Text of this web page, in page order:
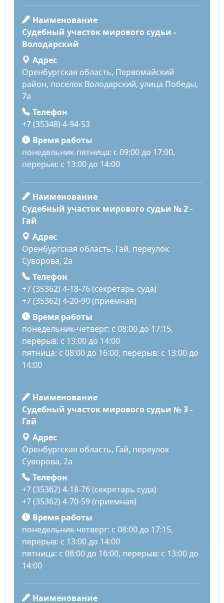
Наименование
Судебный участок мирового судьи -
Володарский
Адрес
Оренбургская область, Первомайский
район, поселок Володарский, улица Победы,
7а
Телефон
+7 (35348) 4-94-53
Время работы
понедельник-пятница: с 09:00 до 17:00,
перерыв: с 13:00 до 14:00
Наименование
Судебный участок мирового судьи № 2 -
Гай
Адрес
Оренбургская область, Гай, переулок
Суворова, 2а
Телефон
+7 (35362) 4-18-76 (секретарь суда)
+7 (35362) 4-20-90 (приемная)
Время работы
понедельник-четверг: с 08:00 до 17:15,
перерыв: с 13:00 до 14:00
пятница: с 08:00 до 16:00, перерыв: с 13:00 до
14:00
Наименование
Судебный участок мирового судьи № 3 -
Гай
Адрес
Оренбургская область, Гай, переулок
Суворова, 2а
Телефон
+7 (35362) 4-18-76 (секретарь суда)
+7 (35362) 4-70-59 (приемная)
Время работы
понедельник-четверг: с 08:00 до 17:15,
перерыв: с 13:00 до 14:00
пятница: с 08:00 до 16:00, перерыв: с 13:00 до
14:00
Наименование